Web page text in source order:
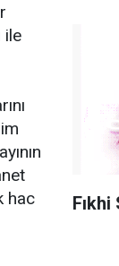
ile
hac